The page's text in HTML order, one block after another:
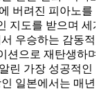
버려진 피아노를
지도를 받으며 세
우승하는 감동적
션으로 재탄생하며
린 가장 성공적인
일본에서는 매년